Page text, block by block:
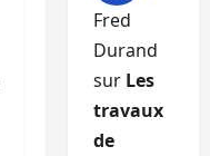
Fred
Durand
sur Les
travaux
de